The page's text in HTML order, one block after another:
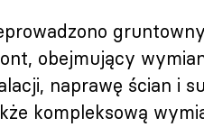
gruntowny
obejmujący
naprawę ścian i
kompleksową